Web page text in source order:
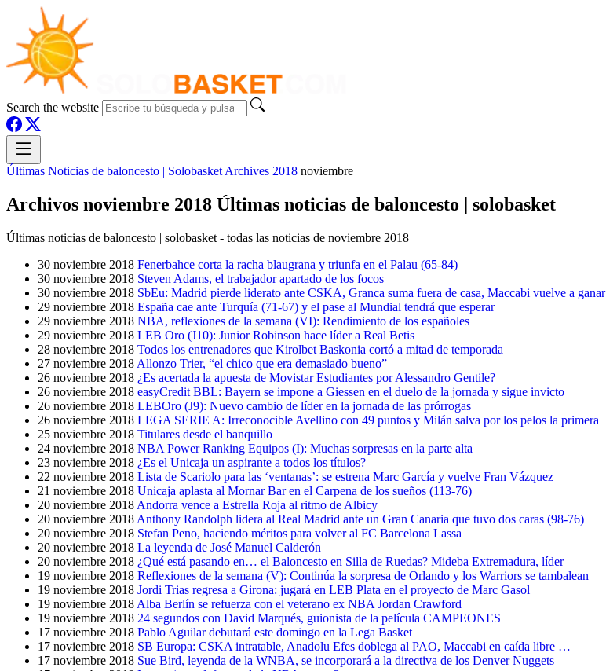
Search the website
Últimas Noticias de baloncesto | Solobasket Archives 2018 noviembre
Archivos noviembre 2018 Últimas noticias de baloncesto | solobasket
Últimas noticias de baloncesto | solobasket - todas las noticias de noviembre 2018
30 noviembre 2018 Fenerbahce corta la racha blaugrana y triunfa en el Palau (65-84)
30 noviembre 2018 Steven Adams, el trabajador apartado de los focos
30 noviembre 2018 SbEu: Madrid pierde liderato ante CSKA, Granca suma fuera de casa, Maccabi vuelve a ganar
29 noviembre 2018 España cae ante Turquía (71-67) y el pase al Mundial tendrá que esperar
29 noviembre 2018 NBA, reflexiones de la semana (VI): Rendimiento de los españoles
29 noviembre 2018 LEB Oro (J10): Junior Robinson hace líder a Real Betis
28 noviembre 2018 Todos los entrenadores que Kirolbet Baskonia cortó a mitad de temporada
27 noviembre 2018 Allonzo Trier, “el chico que era demasiado bueno”
26 noviembre 2018 ¿Es acertada la apuesta de Movistar Estudiantes por Alessandro Gentile?
26 noviembre 2018 easyCredit BBL: Bayern se impone a Giessen en el duelo de la jornada y sigue invicto
26 noviembre 2018 LEBOro (J9): Nuevo cambio de líder en la jornada de las prórrogas
26 noviembre 2018 LEGA SERIE A: Irreconocible Avellino con 49 puntos y Milán salva por los pelos la primera
25 noviembre 2018 Titulares desde el banquillo
24 noviembre 2018 NBA Power Ranking Equipos (I): Muchas sorpresas en la parte alta
23 noviembre 2018 ¿Es el Unicaja un aspirante a todos los títulos?
22 noviembre 2018 Lista de Scariolo para las ‘ventanas’: se estrena Marc García y vuelve Fran Vázquez
21 noviembre 2018 Unicaja aplasta al Mornar Bar en el Carpena de los sueños (113-76)
20 noviembre 2018 Andorra vence a Estrella Roja al ritmo de Albicy
20 noviembre 2018 Anthony Randolph lidera al Real Madrid ante un Gran Canaria que tuvo dos caras (98-76)
20 noviembre 2018 Stefan Peno, haciendo méritos para volver al FC Barcelona Lassa
20 noviembre 2018 La leyenda de José Manuel Calderón
20 noviembre 2018 ¿Qué está pasando en… el Baloncesto en Silla de Ruedas? Mideba Extremadura, líder
19 noviembre 2018 Reflexiones de la semana (V): Continúa la sorpresa de Orlando y los Warriors se tambalean
19 noviembre 2018 Jordi Trias regresa a Girona: jugará en LEB Plata en el proyecto de Marc Gasol
19 noviembre 2018 Alba Berlín se refuerza con el veterano ex NBA Jordan Crawford
19 noviembre 2018 24 segundos con David Marqués, guionista de la película CAMPEONES
17 noviembre 2018 Pablo Aguilar debutará este domingo en la Lega Basket
17 noviembre 2018 SB Europa: CSKA intratable, Anadolu Efes doblega al PAO, Maccabi en caída libre …
17 noviembre 2018 Sue Bird, leyenda de la WNBA, se incorporará a la directiva de los Denver Nuggets